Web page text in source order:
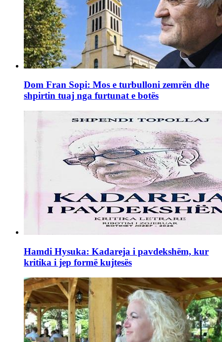
Dom Fran Sopi: Mos e turbulloni zemrën dhe
shpirtin tuaj nga furtunat e botës
Hamdi Hysuka: Kadareja i pavdekshëm, kur
kritika i jep formë kujtesës